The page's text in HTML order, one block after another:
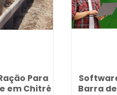
Para
em Chitré
Barra